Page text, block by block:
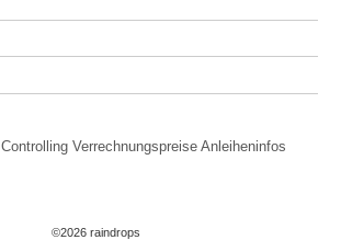
Controlling Verrechnungspreise Anleiheninfos
©2026 raindrops